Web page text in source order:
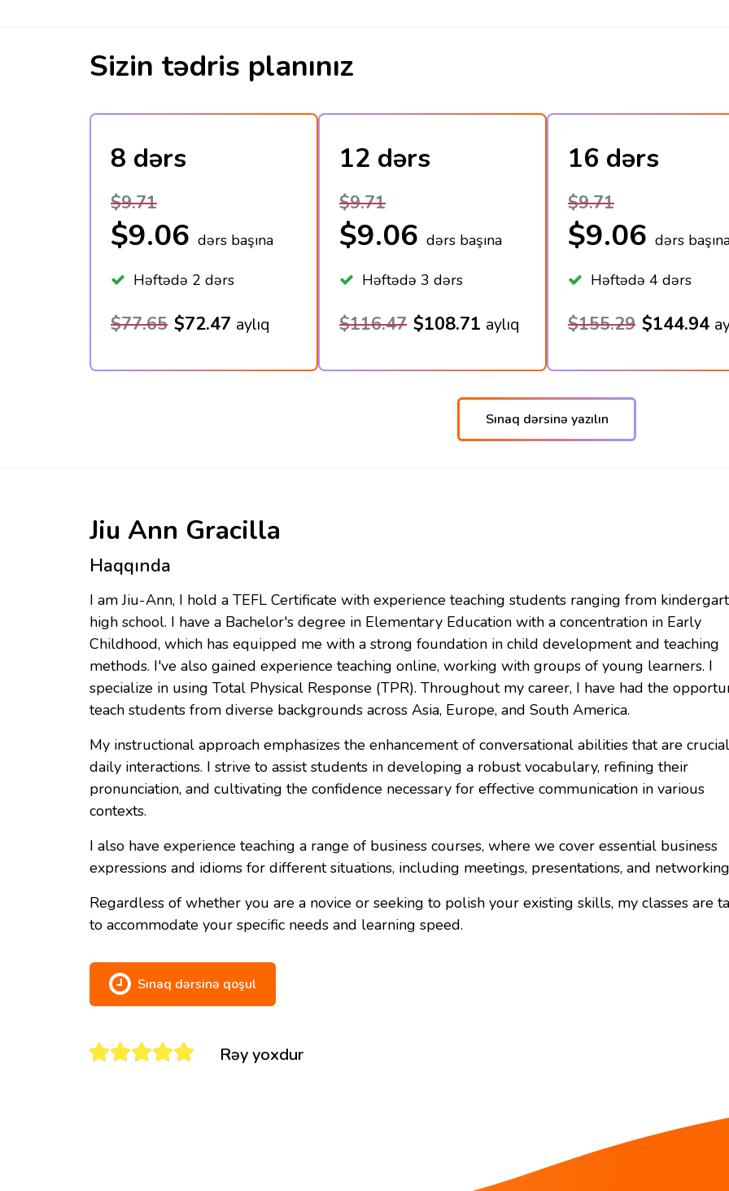
Sizin tədris planınız
8 dərs
$9.71
$9.06 dərs başına
Həftədə 2 dərs
$77.65 $72.47 aylıq
12 dərs
$9.71
$9.06 dərs başına
Həftədə 3 dərs
$116.47 $108.71 aylıq
16 dərs
$9.71
$9.06 dərs
Həftədə 4 dərs
$155.29 $144.94
Sınaq dərsinə yazılın
Jiu Ann Gracilla
Haqqında
I am Jiu-Ann, I hold a TEFL Certificate with experience teaching students ranging from
high school. I have a Bachelor's degree in Elementary Education with a concentration in Early
Childhood, which has equipped me with a strong foundation in child development and teaching
methods. I've also gained experience teaching online, working with groups of young learners. I
specialize in using Total Physical Response (TPR). Throughout my career, I have had the
teach students from diverse backgrounds across Asia, Europe, and South America.
My instructional approach emphasizes the enhancement of conversational abilities that are
daily interactions. I strive to assist students in developing a robust vocabulary, refining their
pronunciation, and cultivating the confidence necessary for effective communication in various
contexts.
I also have experience teaching a range of business courses, where we cover essential business
expressions and idioms for different situations, including meetings, presentations, and
Regardless of whether you are a novice or seeking to polish your existing skills, my classes are
to accommodate your specific needs and learning speed.
Sınaq dərsinə qoşul
Rəy yoxdur